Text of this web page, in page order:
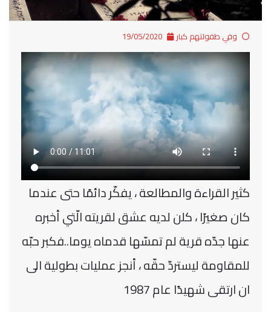
وفي طفولتهم كبار
كثير القراءة والمطالعة ، يفكّر دائمًا حتى عندما
كان صغيرًا ، كلن لديه عشق لقريته الّتي أخبره
عنها جدّه قرية لم تمسّها قدماه يوما..فكبر حبّه
للمقاومة ليستردّ حقّه ، أنجز عمليات بطولية الى
ان ارتقى شهيدًا عام 1987